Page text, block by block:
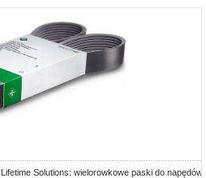
Solutions: wielorowkowe paski do napędów